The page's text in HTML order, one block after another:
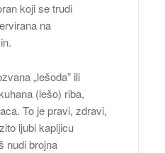
koji se trudi
na
„lešoda” ili
(lešo) riba,
To je pravi, zdravi,
ljubi kapljicu
nudi brojna